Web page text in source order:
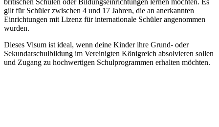
gilt für Schüler zwischen 4 und 17 Jahren, die an anerkannten
Einrichtungen mit Lizenz für internationale Schüler angenommen
wurden.
Dieses Visum ist ideal, wenn deine Kinder ihre Grund- oder
Sekundarschulbildung im Vereinigten Königreich absolvieren sollen
und Zugang zu hochwertigen Schulprogrammen erhalten möchten.